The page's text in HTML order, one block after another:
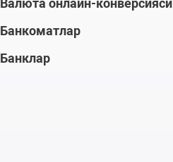
Валюта онлайн-конверсияси
Банкоматлар
Банклар